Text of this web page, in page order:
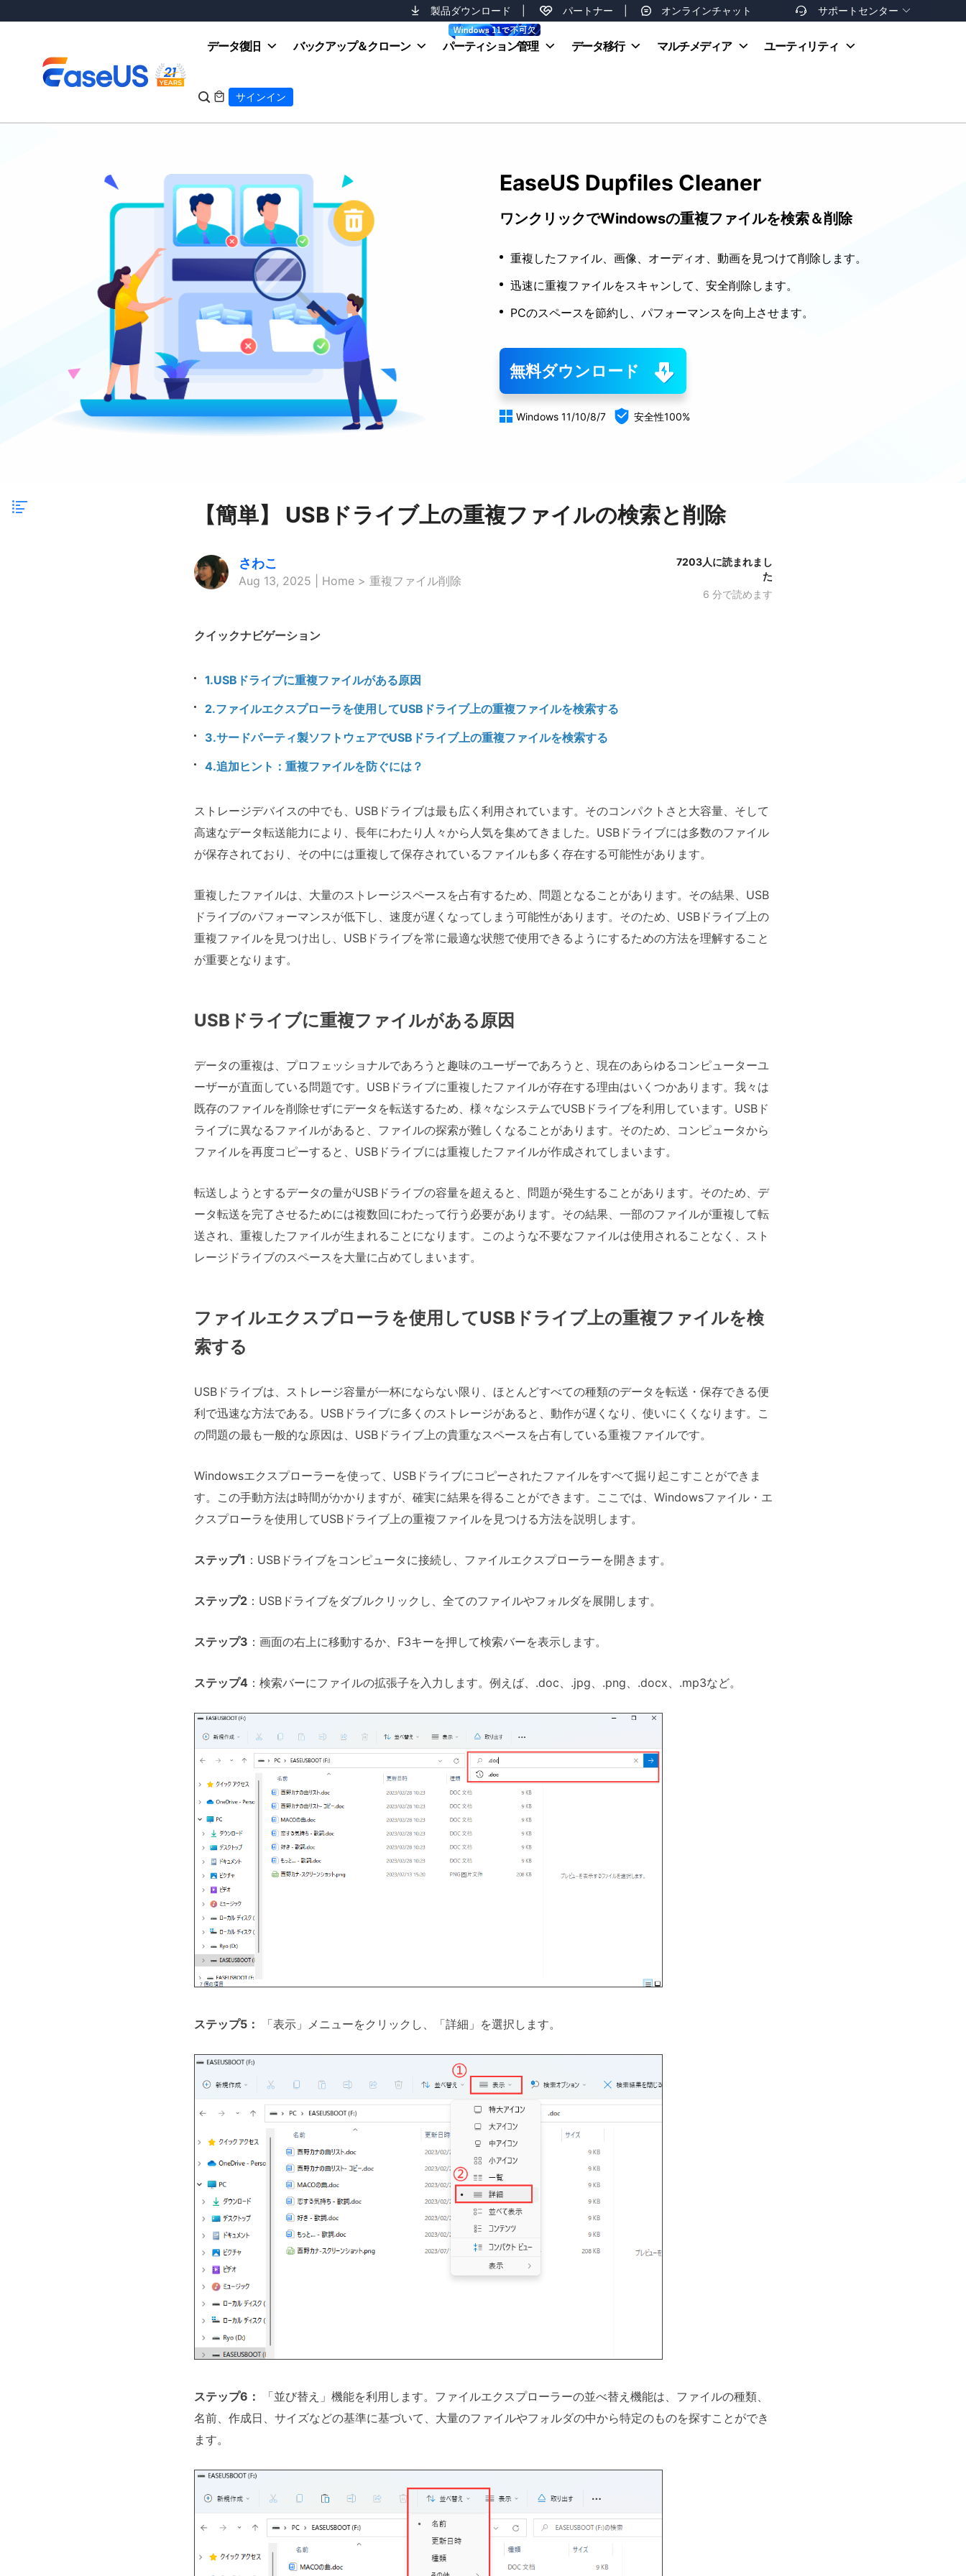
製品ダウンロード パートナー オンラインチャット  サポートセンター 
お支払い方法
データ復旧 バックアップ＆クローン パーティション管理 データ移行 マルチメディア ユーティリティ
  サインイン
EaseUS Dupfiles Cleaner
ワンクリックでWindowsの重複ファイルを検索＆削除
重複したファイル、画像、オーディオ、動画を見つけて削除します。
迅速に重複ファイルをスキャンして、安全削除します。
PCのスペースを節約し、パフォーマンスを向上させます。
無料ダウンロード
 Windows 11/10/8/7  安全性100%
【簡単】 USBドライブ上の重複ファイルの検索と削除
さわこ
Aug 13, 2025 | Home> 重複ファイル削除
7203人に読まれまし
た
6 分で読めます
クイックナビゲーション
1.USBドライブに重複ファイルがある原因
2.ファイルエクスプローラを使用してUSBドライブ上の重複ファイルを検索する
3.サードパーティ製ソフトウェアでUSBドライブ上の重複ファイルを検索する
4.追加ヒント：重複ファイルを防ぐには？
ストレージデバイスの中でも、USBドライブは最も広く利用されています。そのコンパクトさと大容量、そして
高速なデータ転送能力により、長年にわたり人々から人気を集めてきました。USBドライブには多数のファイル
が保存されており、その中には重複して保存されているファイルも多く存在する可能性があります。
重複したファイルは、大量のストレージスペースを占有するため、問題となることがあります。その結果、USB
ドライブのパフォーマンスが低下し、速度が遅くなってしまう可能性があります。そのため、USBドライブ上の
重複ファイルを見つけ出し、USBドライブを常に最適な状態で使用できるようにするための方法を理解すること
が重要となります。
USBドライブに重複ファイルがある原因
データの重複は、プロフェッショナルであろうと趣味のユーザーであろうと、現在のあらゆるコンピューターユ
ーザーが直面している問題です。USBドライブに重複したファイルが存在する理由はいくつかあります。我々は
既存のファイルを削除せずにデータを転送するため、様々なシステムでUSBドライブを利用しています。USBド
ライブに異なるファイルがあると、ファイルの探索が難しくなることがあります。そのため、コンピュータから
ファイルを再度コピーすると、USBドライブには重複したファイルが作成されてしまいます。
転送しようとするデータの量がUSBドライブの容量を超えると、問題が発生することがあります。そのため、デ
ータ転送を完了させるためには複数回にわたって行う必要があります。その結果、一部のファイルが重複して転
送され、重複したファイルが生まれることになります。このような不要なファイルは使用されることなく、スト
レージドライブのスペースを大量に占めてしまいます。
ファイルエクスプローラを使用してUSBドライブ上の重複ファイルを検
索する
USBドライブは、ストレージ容量が一杯にならない限り、ほとんどすべての種類のデータを転送・保存できる便
利で迅速な方法である。USBドライブに多くのストレージがあると、動作が遅くなり、使いにくくなります。こ
の問題の最も一般的な原因は、USBドライブ上の貴重なスペースを占有している重複ファイルです。
Windowsエクスプローラーを使って、USBドライブにコピーされたファイルをすべて掘り起こすことができま
す。この手動方法は時間がかかりますが、確実に結果を得ることができます。ここでは、Windowsファイル・エ
クスプローラを使用してUSBドライブ上の重複ファイルを見つける方法を説明します。
ステップ1 ：USBドライブをコンピュータに接続し、ファイルエクスプローラーを開きます。
ステップ2：USBドライブをダブルクリックし、全てのファイルやフォルダを展開します。
ステップ3 ：画面の右上に移動するか、F3キーを押して検索バーを表示します。
ステップ4 ：検索バーにファイルの拡張子を入力します。例えば、.doc、.jpg、.png、.docx、.mp3など。
ステップ5： 「表示」メニューをクリックし、「詳細」を選択します。
ステップ6：
「並び替え」機能を利用します。ファイルエクスプローラーの並べ替え機能は、ファイルの種類、
名前、作成日、サイズなどの基準に基づいて、大量のファイルやフォルダの中から特定のものを探すことができ
ます。